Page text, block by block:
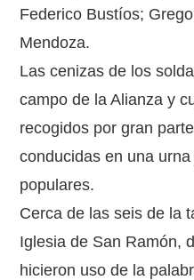
Federico Bustíos;
Mendoza.
Las cenizas de los
campo de la Alianza y
recogidos por gran
conducidas en una
populares.
Cerca de las seis de la
Iglesia de San Ramón,
hicieron uso de la